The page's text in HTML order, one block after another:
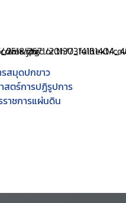
รสมุดปกขาว
สตร์การปฏิรูปการ
ราชการแผ่นดิน